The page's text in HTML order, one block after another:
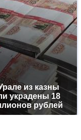
из казны
украдены 18
рублей